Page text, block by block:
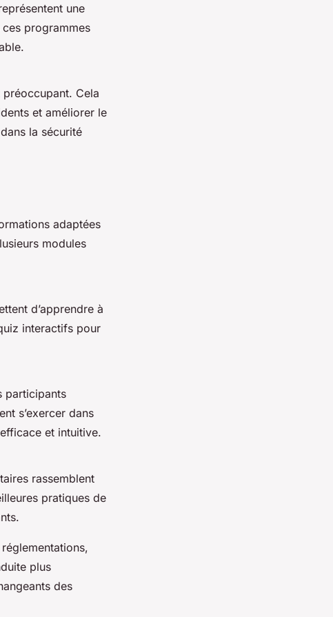
une
programmes
préoccupant. Cela
et améliorer le
la sécurité
adaptées
modules
d’apprendre à
interactifs pour
participants
s’exercer dans
et intuitive.
rassemblent
pratiques de
plus
des